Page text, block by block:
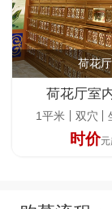
荷花厅
荷花厅室
1平米 双穴
时价元